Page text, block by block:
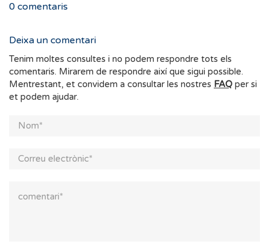
0 comentaris
Deixa un comentari
Tenim moltes consultes i no podem respondre tots els
comentaris. Mirarem de respondre així que sigui possible.
Mentrestant, et convidem a consultar les nostres FAQ per si
et podem ajudar.